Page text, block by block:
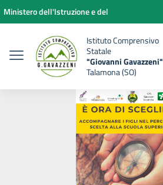
Vai ai contenuti
Vai al menu di navigazione
Vai al footer
Ministero dell'Istruzione e del
Istituto Comprensivo
Statale
"Giovanni Gavazzeni"
Talamona (SO)